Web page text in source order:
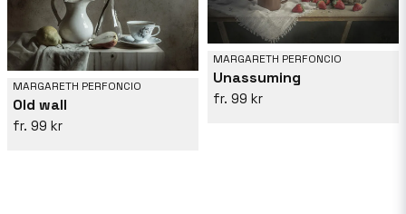
MARGARETH PERFONCIO
Old wall
99 kr
MARGARETH PERFONCIO
Unassuming
99 kr